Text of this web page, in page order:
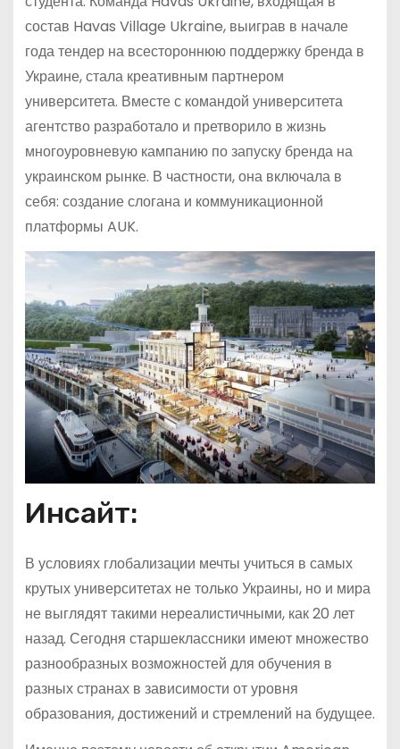
состав Havas Village Ukraine, выиграв в начале
года тендер на всестороннюю поддержку бренда в
Украине, стала креативным партнером
университета. Вместе с командой университета
агентство разработало и претворило в жизнь
многоуровневую кампанию по запуску бренда на
украинском рынке. В частности, она включала в
себя: создание слогана и коммуникационной
платформы AUK.
Инсайт:
В условиях глобализации мечты учиться в самых
крутых университетах не только Украины, но и мира
не выглядят такими нереалистичными, как 20 лет
назад. Сегодня старшеклассники имеют множество
разнообразных возможностей для обучения в
разных странах в зависимости от уровня
образования, достижений и стремлений на будущее.